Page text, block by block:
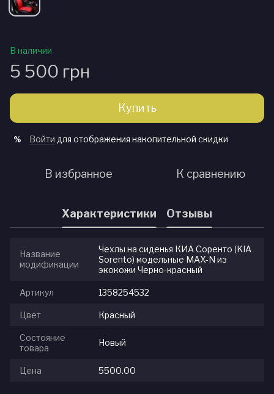
В наличии
5 500 грн
Купить
% Войти для отображения накопительной скидки
В избранное К сравнению
Характеристики Отзывы
Название
модификации
Чехлы на сиденья КИА Соренто (KIA
Sorento) модельные MAX-N из
экокожи Черно-красный
Артикул 1358254532
Цвет Красный
Состояние
товара
Новый
Цена 5500.00